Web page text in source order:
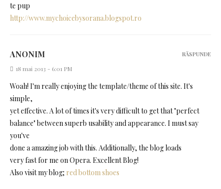
te pup
http://www.mychoicebysorana.blogspot.ro
ANONIM
18 mai 2013 - 6:01 PM
Woah! I'm really enjoying the template/theme of this site. It's
simple,
yet effective. A lot of times it's very difficult to get that "perfect
balance" between superb usability and appearance. I must say
you've
done a amazing job with this. Additionally, the blog loads
very fast for me on Opera. Excellent Blog!
Also visit my blog; red bottom shoes
RĂSPUNDE